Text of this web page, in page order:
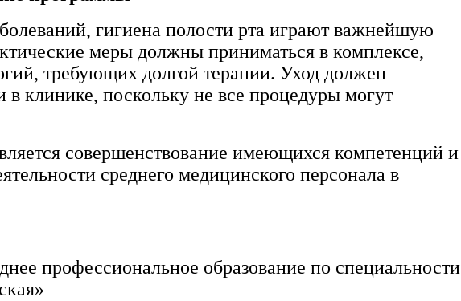
гигиена полости рта играют важнейшую
меры должны приниматься в комплексе,
требующих долгой терапии. Уход должен
клинике, поскольку не все процедуры могут
совершенствование имеющихся компетенций и
среднего медицинского персонала в
профессиональное образование по специальности